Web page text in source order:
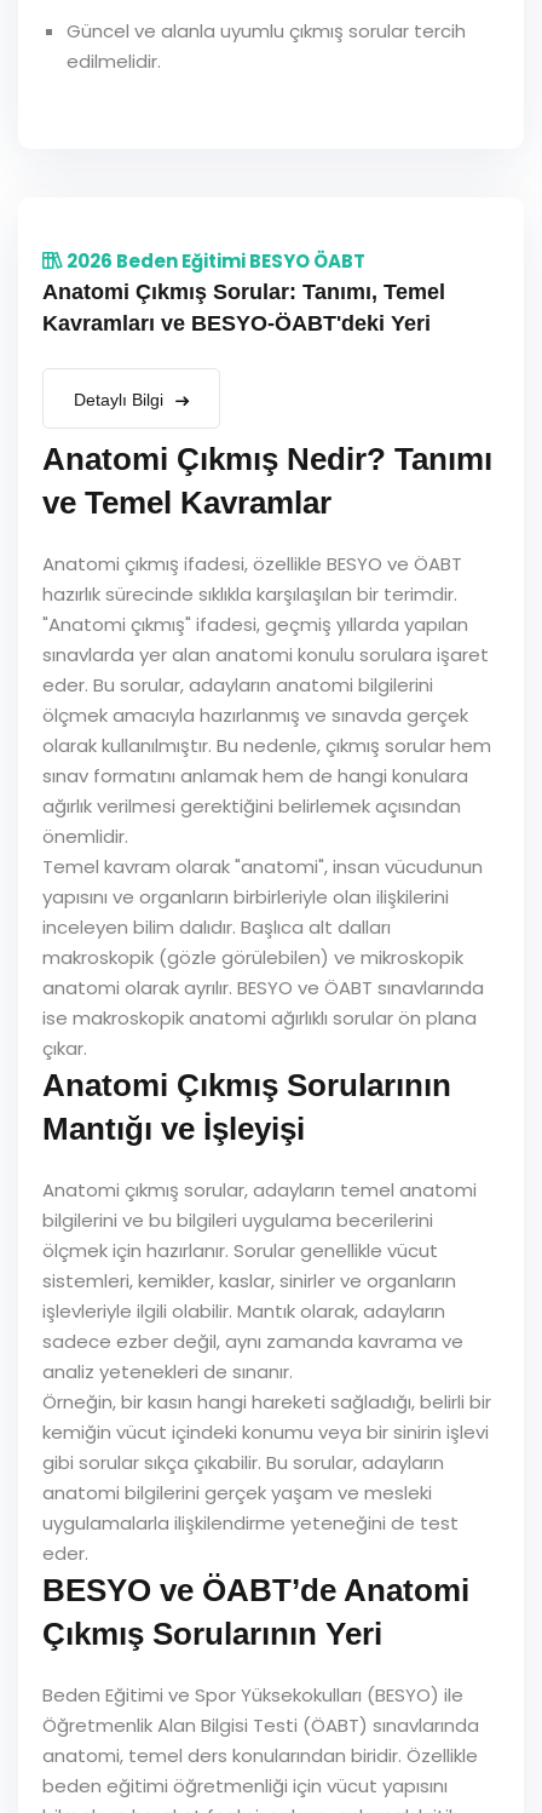
Güncel ve alanla uyumlu çıkmış sorular tercih
edilmelidir.
2026 Beden Eğitimi BESYO ÖABT
Anatomi Çıkmış Sorular: Tanımı, Temel
Kavramları ve BESYO-ÖABT'deki Yeri
Detaylı Bilgi
Anatomi Çıkmış Nedir? Tanımı
ve Temel Kavramlar
Anatomi çıkmış ifadesi, özellikle BESYO ve ÖABT
hazırlık sürecinde sıklıkla karşılaşılan bir terimdir.
"Anatomi çıkmış" ifadesi, geçmiş yıllarda yapılan
sınavlarda yer alan anatomi konulu sorulara işaret
eder. Bu sorular, adayların anatomi bilgilerini
ölçmek amacıyla hazırlanmış ve sınavda gerçek
olarak kullanılmıştır. Bu nedenle, çıkmış sorular hem
sınav formatını anlamak hem de hangi konulara
ağırlık verilmesi gerektiğini belirlemek açısından
önemlidir.
Temel kavram olarak "anatomi", insan vücudunun
yapısını ve organların birbirleriyle olan ilişkilerini
inceleyen bilim dalıdır. Başlıca alt dalları
makroskopik (gözle görülebilen) ve mikroskopik
anatomi olarak ayrılır. BESYO ve ÖABT sınavlarında
ise makroskopik anatomi ağırlıklı sorular ön plana
çıkar.
Anatomi Çıkmış Sorularının
Mantığı ve İşleyişi
Anatomi çıkmış sorular, adayların temel anatomi
bilgilerini ve bu bilgileri uygulama becerilerini
ölçmek için hazırlanır. Sorular genellikle vücut
sistemleri, kemikler, kaslar, sinirler ve organların
işlevleriyle ilgili olabilir. Mantık olarak, adayların
sadece ezber değil, aynı zamanda kavrama ve
analiz yetenekleri de sınanır.
Örneğin, bir kasın hangi hareketi sağladığı, belirli bir
kemiğin vücut içindeki konumu veya bir sinirin işlevi
gibi sorular sıkça çıkabilir. Bu sorular, adayların
anatomi bilgilerini gerçek yaşam ve mesleki
uygulamalarla ilişkilendirme yeteneğini de test
eder.
BESYO ve ÖABT’de Anatomi
Çıkmış Sorularının Yeri
Beden Eğitimi ve Spor Yüksekokulları (BESYO) ile
Öğretmenlik Alan Bilgisi Testi (ÖABT) sınavlarında
anatomi, temel ders konularından biridir. Özellikle
beden eğitimi öğretmenliği için vücut yapısını